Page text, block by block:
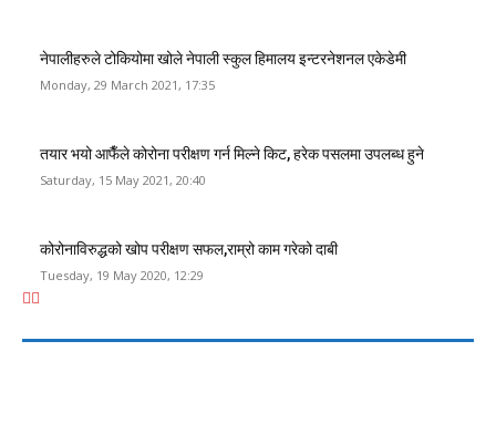
नेपालीहरुले टोकियोमा खोले नेपाली स्कुल हिमालय इन्टरनेशनल एकेडेमी
Monday, 29 March 2021, 17:35
तयार भयो आफैँले कोरोना परीक्षण गर्न मिल्ने किट, हरेक पसलमा उपलब्ध हुने
Saturday, 15 May 2021, 20:40
कोरोनाविरुद्धको खोप परीक्षण सफल,राम्रो काम गरेको दाबी
Tuesday, 19 May 2020, 12:29